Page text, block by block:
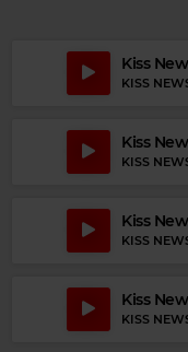
Kiss
KISS
Kiss
KISS
Kiss
KISS
Kiss
KISS